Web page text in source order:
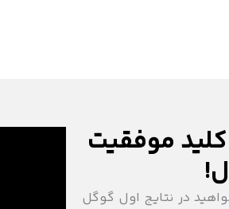
موفقیت
در نتایج اول گوگل